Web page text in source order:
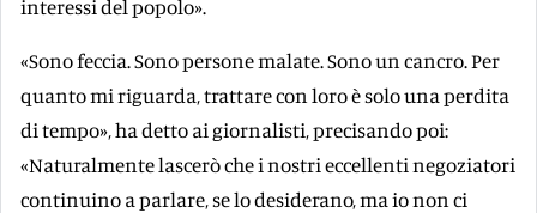
interessi del popolo».
«Sono feccia. Sono persone malate. Sono un cancro. Per
quanto mi riguarda, trattare con loro è solo una perdita
di tempo», ha detto ai giornalisti, precisando poi:
«Naturalmente lascerò che i nostri eccellenti negoziatori
continuino a parlare, se lo desiderano, ma io non ci